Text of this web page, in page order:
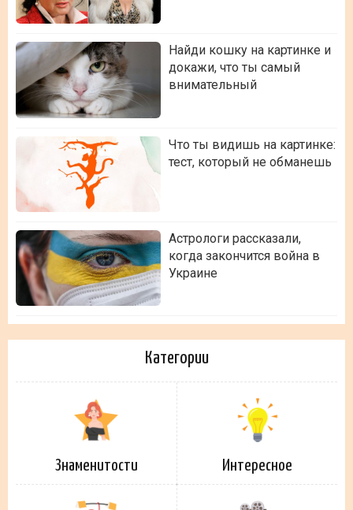
Найди кошку на картинке и
докажи, что ты самый
внимательный
Что ты видишь на картинке:
тест, который не обманешь
Астрологи рассказали,
когда закончится война в
Украине
Категории
Знаменитости Интересное